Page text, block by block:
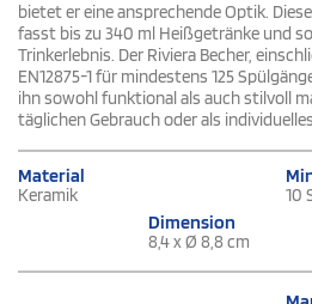
bietet er eine ansprechende Optik.
fasst bis zu 340 ml Heißgetränke und
Trinkerlebnis. Der Riviera Becher,
EN12875-1 für mindestens 125
ihn sowohl funktional als auch stilvoll
täglichen Gebrauch oder als
Material
Keramik 10
Dimension
8,4 x Ø 8,8 cm